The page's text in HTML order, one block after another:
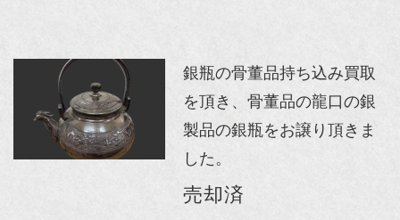
銀瓶の骨董品持ち込み買取
を頂き、骨董品の龍口の銀
製品の銀瓶をお譲り頂きま
した。
売却済